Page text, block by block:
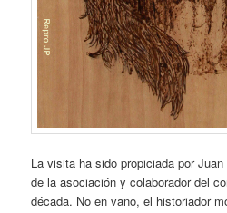
La visita ha sido propiciada por
de la asociación y colaborador del
década. No en vano, el historiador